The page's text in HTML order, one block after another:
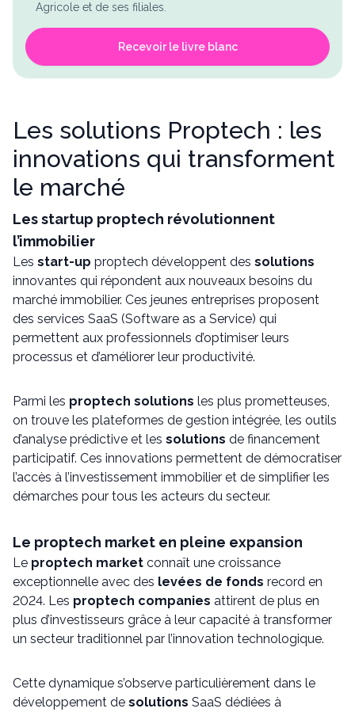
Agricole et de ses filiales.
Recevoir le livre blanc
Les solutions Proptech : les
innovations qui transforment
le marché
Les startup proptech révolutionnent
l’immobilier
Les start-up proptech développent des solutions
innovantes qui répondent aux nouveaux besoins du
marché immobilier. Ces jeunes entreprises proposent
des services SaaS (Software as a Service) qui
permettent aux professionnels d’optimiser leurs
processus et d’améliorer leur productivité.
Parmi les proptech solutions les plus prometteuses,
on trouve les plateformes de gestion intégrée, les outils
d’analyse prédictive et les solutions de financement
participatif. Ces innovations permettent de démocratiser
l’accès à l’investissement immobilier et de simplifier les
démarches pour tous les acteurs du secteur.
Le proptech market en pleine expansion
Le proptech market connaît une croissance
exceptionnelle avec des levées de fonds record en
2024. Les proptech companies attirent de plus en
plus d’investisseurs grâce à leur capacité à transformer
un secteur traditionnel par l’innovation technologique.
Cette dynamique s’observe particulièrement dans le
développement de solutions SaaS dédiées à